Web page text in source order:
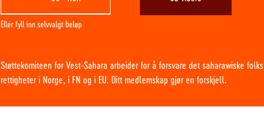
Eller fyll inn selvvalgt beløp
Støttekomiteen for Vest-Sahara arbeider for å forsvare det saharawiske folks
rettigheter i Norge, i FN og i EU. Ditt medlemskap gjør en forskjell.